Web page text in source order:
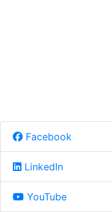
Facebook
LinkedIn
YouTube